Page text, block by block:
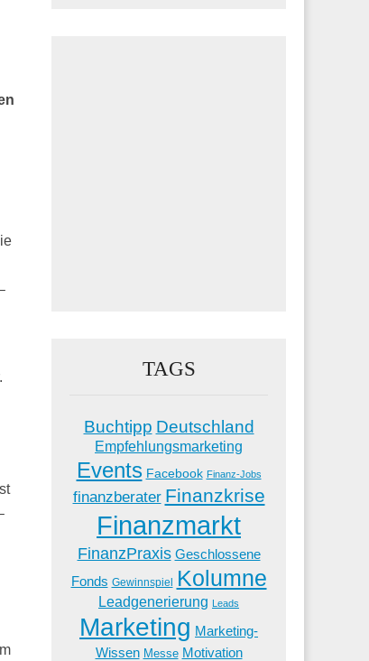
TAGS
Buchtipp Deutschland
Empfehlungsmarketing
Events Facebook Finanz-Jobs
finanzberater Finanzkrise
Finanzmarkt
FinanzPraxis Geschlossene
Fonds Gewinnspiel Kolumne
Leadgenerierung Leads
Marketing Marketing-
Wissen Messe Motivation